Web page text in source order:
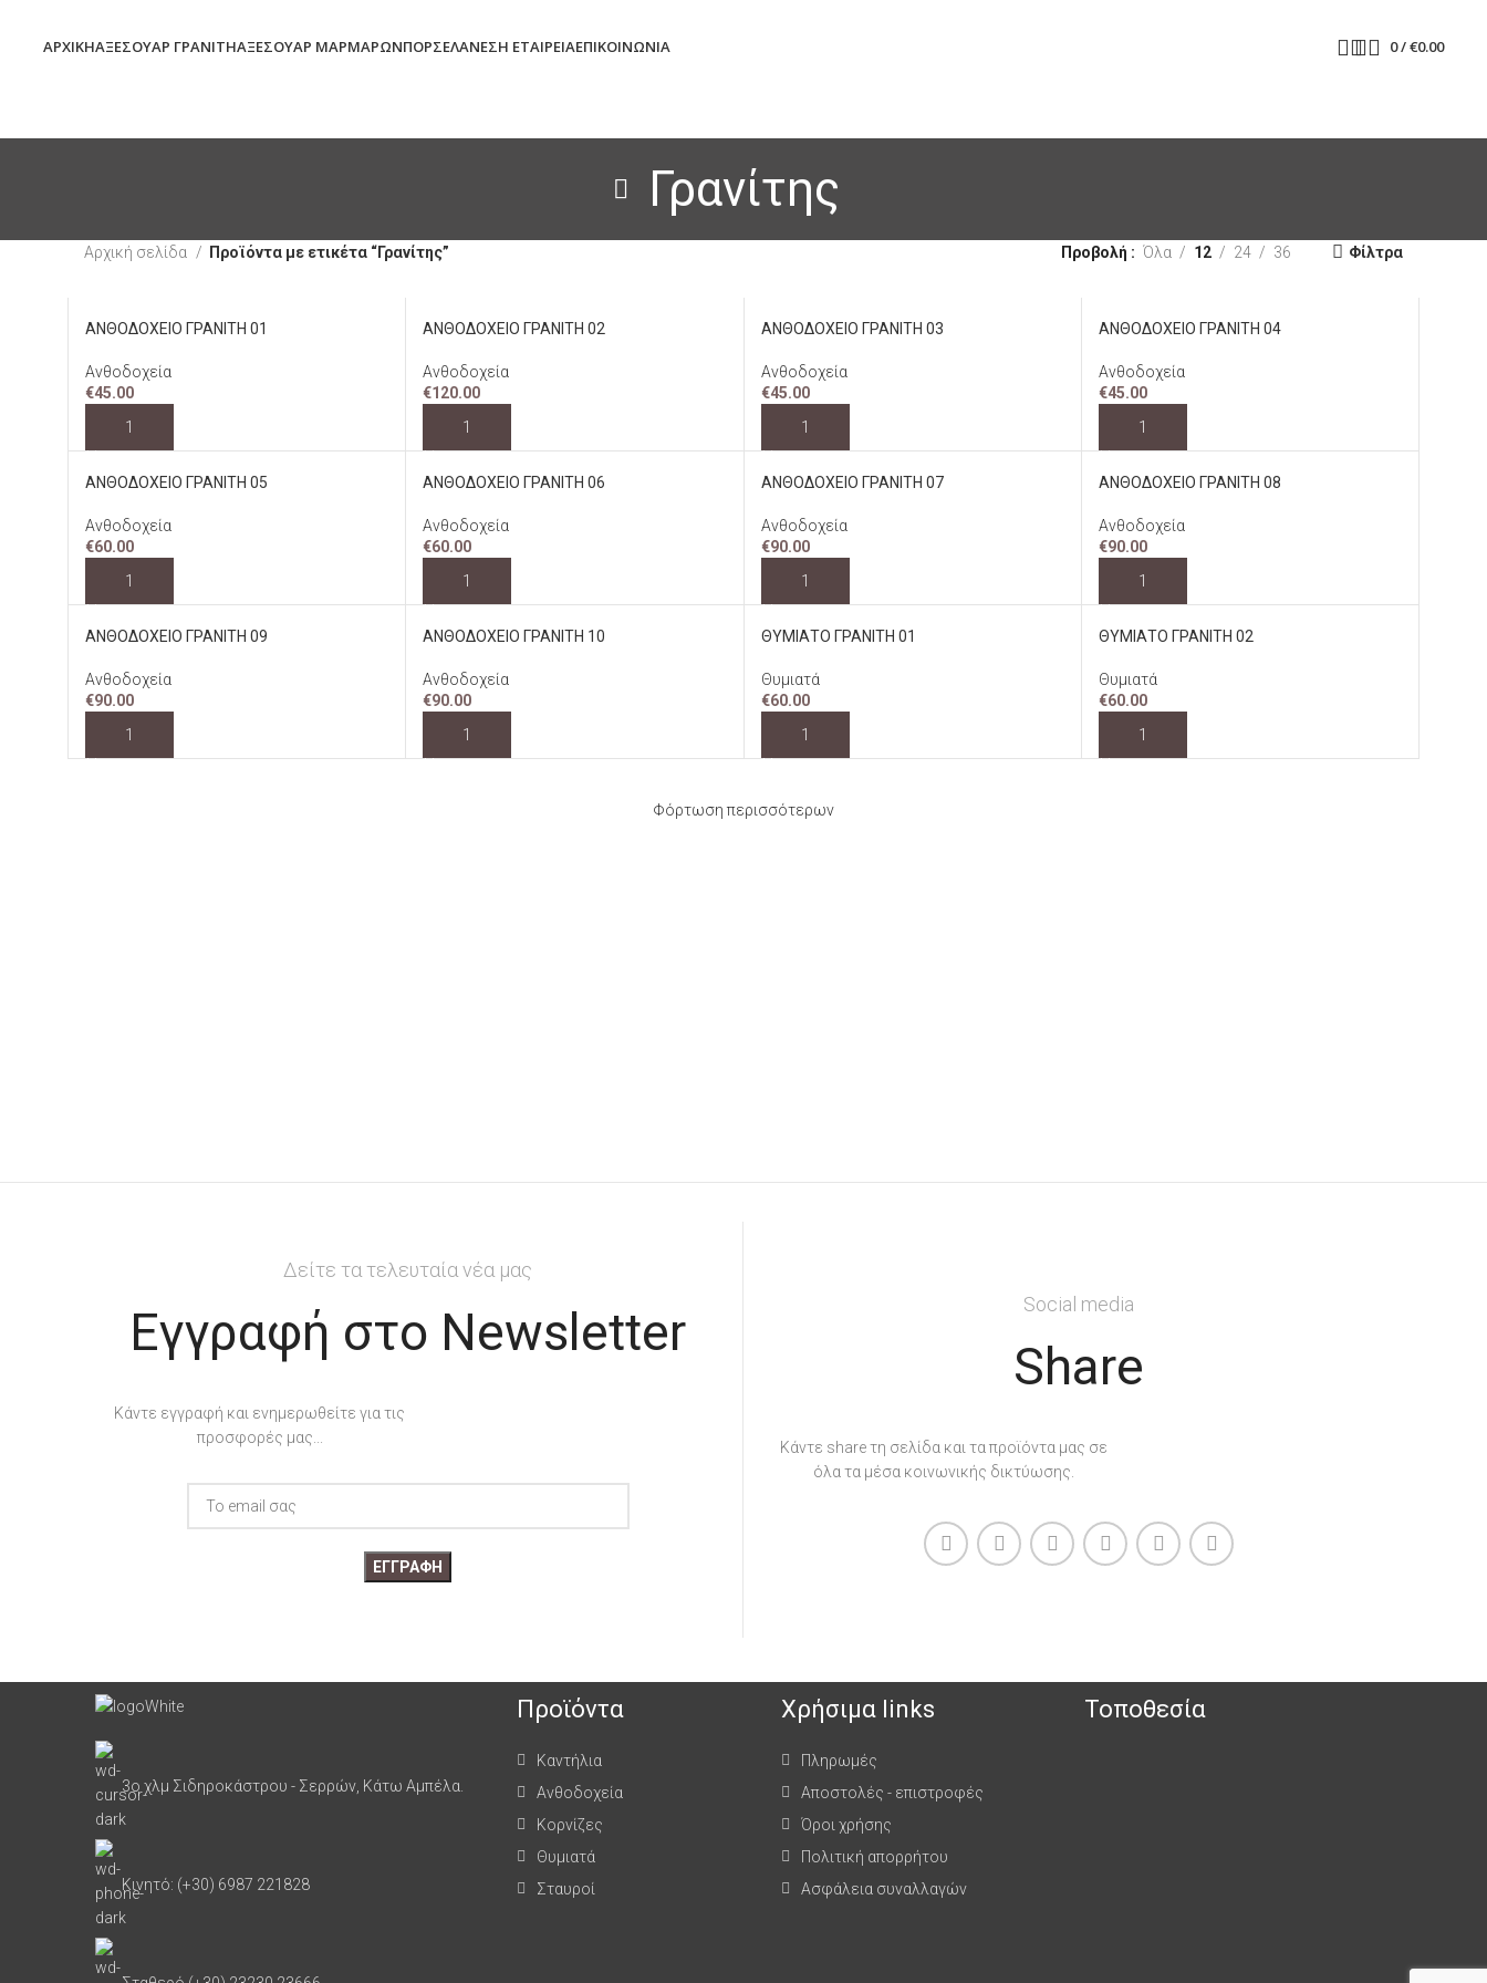
ΑΡΧΙΚΉΑΞΕΣΟΥΆΡ ΓΡΑΝΊΤΗΑΞΕΣΟΥΆΡ ΜΑΡΜΆΡΩΝΠΟΡΣΕΛΆΝΕΣΗ ΕΤΑΙΡΕΊΑΕΠΙΚΟΙΝΩΝΊΑ 0/€0.00
Γρανίτης
Αρχική σελίδα Προϊόντα με ετικέτα “Γρανίτης” Προβολή Όλα 12 24 36 Φίλτρα
ΑΝΘΟΔΟΧΕΙΟ ΓΡΑΝΙΤΗ 01
Ανθοδοχεία
€45.00
ΠΡΟΣΘΉΚΗ ΣΤΟ ΚΑΛΆΘΙ
ΑΝΘΟΔΟΧΕΙΟ ΓΡΑΝΙΤΗ 02
Ανθοδοχεία
€120.00
ΠΡΟΣΘΉΚΗ ΣΤΟ ΚΑΛΆΘΙ
ΑΝΘΟΔΟΧΕΙΟ ΓΡΑΝΙΤΗ 03
Ανθοδοχεία
€45.00
ΠΡΟΣΘΉΚΗ ΣΤΟ ΚΑΛΆΘΙ
ΑΝΘΟΔΟΧΕΙΟ ΓΡΑΝΙΤΗ 04
Ανθοδοχεία
€45.00
ΠΡΟΣΘΉΚΗ ΣΤΟ ΚΑΛΆΘΙ
ΑΝΘΟΔΟΧΕΙΟ ΓΡΑΝΙΤΗ 05
Ανθοδοχεία
€60.00
ΠΡΟΣΘΉΚΗ ΣΤΟ ΚΑΛΆΘΙ
ΑΝΘΟΔΟΧΕΙΟ ΓΡΑΝΙΤΗ 06
Ανθοδοχεία
€60.00
ΠΡΟΣΘΉΚΗ ΣΤΟ ΚΑΛΆΘΙ
ΑΝΘΟΔΟΧΕΙΟ ΓΡΑΝΙΤΗ 07
Ανθοδοχεία
€90.00
ΠΡΟΣΘΉΚΗ ΣΤΟ ΚΑΛΆΘΙ
ΑΝΘΟΔΟΧΕΙΟ ΓΡΑΝΙΤΗ 08
Ανθοδοχεία
€90.00
ΠΡΟΣΘΉΚΗ ΣΤΟ ΚΑΛΆΘΙ
ΑΝΘΟΔΟΧΕΙΟ ΓΡΑΝΙΤΗ 09
Ανθοδοχεία
€90.00
ΠΡΟΣΘΉΚΗ ΣΤΟ ΚΑΛΆΘΙ
ΑΝΘΟΔΟΧΕΙΟ ΓΡΑΝΙΤΗ 10
Ανθοδοχεία
€90.00
ΠΡΟΣΘΉΚΗ ΣΤΟ ΚΑΛΆΘΙ
ΘΥΜΙΑΤΟ ΓΡΑΝΙΤΗ 01
Θυμιατά
€60.00
ΠΡΟΣΘΉΚΗ ΣΤΟ ΚΑΛΆΘΙ
ΘΥΜΙΑΤΟ ΓΡΑΝΙΤΗ 02
Θυμιατά
€60.00
ΠΡΟΣΘΉΚΗ ΣΤΟ ΚΑΛΆΘΙ
Φόρτωση περισσότερων
Δείτε τα τελευταία νέα μας
Εγγραφή στο Newsletter
Κάντε εγγραφή και ενημερωθείτε για τις
προσφορές μας...
Social media
Share
Κάντε share τη σελίδα και τα προϊόντα μας σε
όλα τα μέσα κοινωνικής δικτύωσης.
3ο χλμ Σιδηροκάστρου - Σερρών, Κάτω Αμπέλα.
Κινητό: (+30) 6987 221828
Προϊόντα
Καντήλια
Ανθοδοχεία
Κορνίζες
Θυμιατά
Σταυροί
Χρήσιμα links
Πληρωμές
Αποστολές - επιστροφές
Όροι χρήσης
Πολιτική απορρήτου
Ασφάλεια συναλλαγών
Τοποθεσία